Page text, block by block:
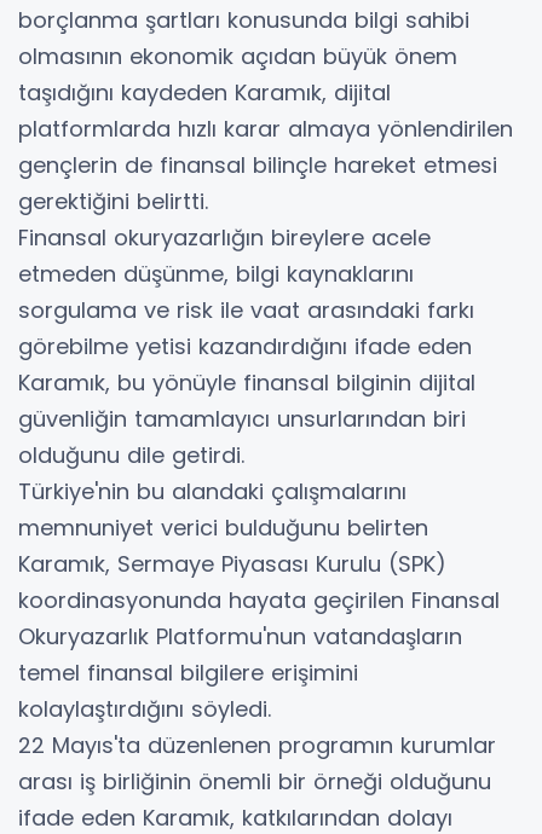
borçlanma şartları konusunda bilgi sahibi
olmasının ekonomik açıdan büyük önem
taşıdığını kaydeden Karamık, dijital
platformlarda hızlı karar almaya yönlendirilen
gençlerin de finansal bilinçle hareket etmesi
gerektiğini belirtti.
Finansal okuryazarlığın bireylere acele
etmeden düşünme, bilgi kaynaklarını
sorgulama ve risk ile vaat arasındaki farkı
görebilme yetisi kazandırdığını ifade eden
Karamık, bu yönüyle finansal bilginin dijital
güvenliğin tamamlayıcı unsurlarından biri
olduğunu dile getirdi.
Türkiye'nin bu alandaki çalışmalarını
memnuniyet verici bulduğunu belirten
Karamık, Sermaye Piyasası Kurulu (SPK)
koordinasyonunda hayata geçirilen Finansal
Okuryazarlık Platformu'nun vatandaşların
temel finansal bilgilere erişimini
kolaylaştırdığını söyledi.
22 Mayıs'ta düzenlenen programın kurumlar
arası iş birliğinin önemli bir örneği olduğunu
ifade eden Karamık, katkılarından dolayı